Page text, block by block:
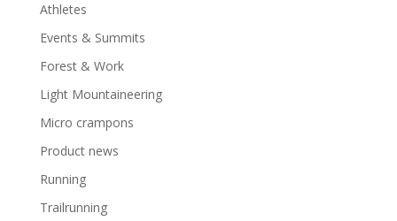
Athletes
Events & Summits
Forest & Work
Light Mountaineering
Micro crampons
Product news
Running
Trailrunning